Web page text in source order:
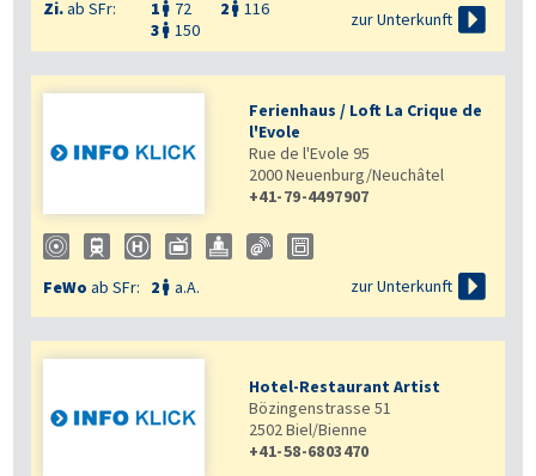
Zi.ab SFr: 1  72 2  116
3  150
zur Unterkunft 
Ferienhaus / Loft La Crique de
l'Evole
Rue de l'Evole 95
2000Neuenburg/Neuchâtel
+41-79-4497907
FeWo ab SFr: 2  a.A. zur Unterkunft 
Hotel-Restaurant Artist
Bözingenstrasse 51
2502Biel/Bienne
+41-58-6803470